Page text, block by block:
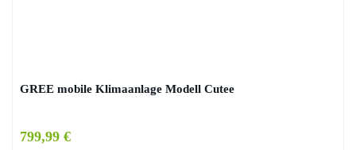
GREE mobile Klimaanlage Modell Cutee
799,99 €